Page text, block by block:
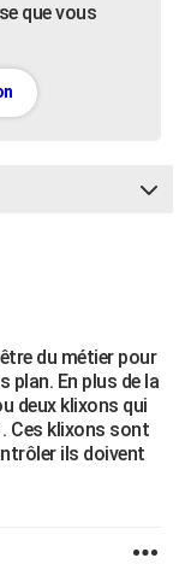
que vous
du métier pour
plan. En plus de la
deux klixons qui
Ces klixons sont
ils doivent